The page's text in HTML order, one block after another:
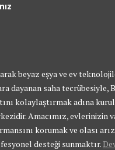
beyaz eşya ve ev
dayanan saha tecrübesiyle,
kolaylaştırmak adına
Amacımız, evlerinizin
korumak ve olası
desteği sunmaktır.